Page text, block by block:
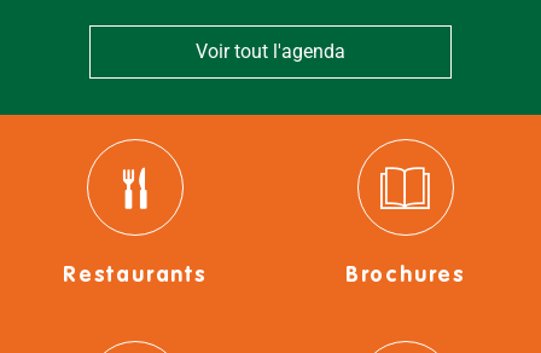
Voir tout l'agenda
Restaurants Brochures